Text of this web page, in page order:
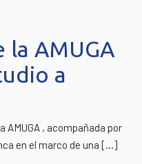
la AMUGA
a
AMUGA , acompañada por
en el marco de una […]